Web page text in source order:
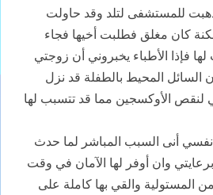
ذهبت للمستشفى لتلد وقد حاولت
كان مغلق فطلبت أخيها فجاء
فإذا الأطباء يخبروني أن زوجتي
المحيط بالطفلة قد نزل
الأوكسجين مما قد تتسبب لها
أنى السبب المباشر لما حدث
وان أوفر لها الآمان في وقت
المستولية والقي بها كاملة على